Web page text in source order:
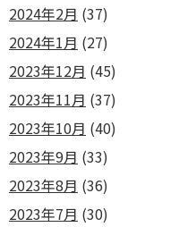
2024年2月 (37)
2024年1月 (27)
2023年12月 (45)
2023年11月 (37)
2023年10月 (40)
2023年9月 (33)
2023年8月 (36)
2023年7月 (30)